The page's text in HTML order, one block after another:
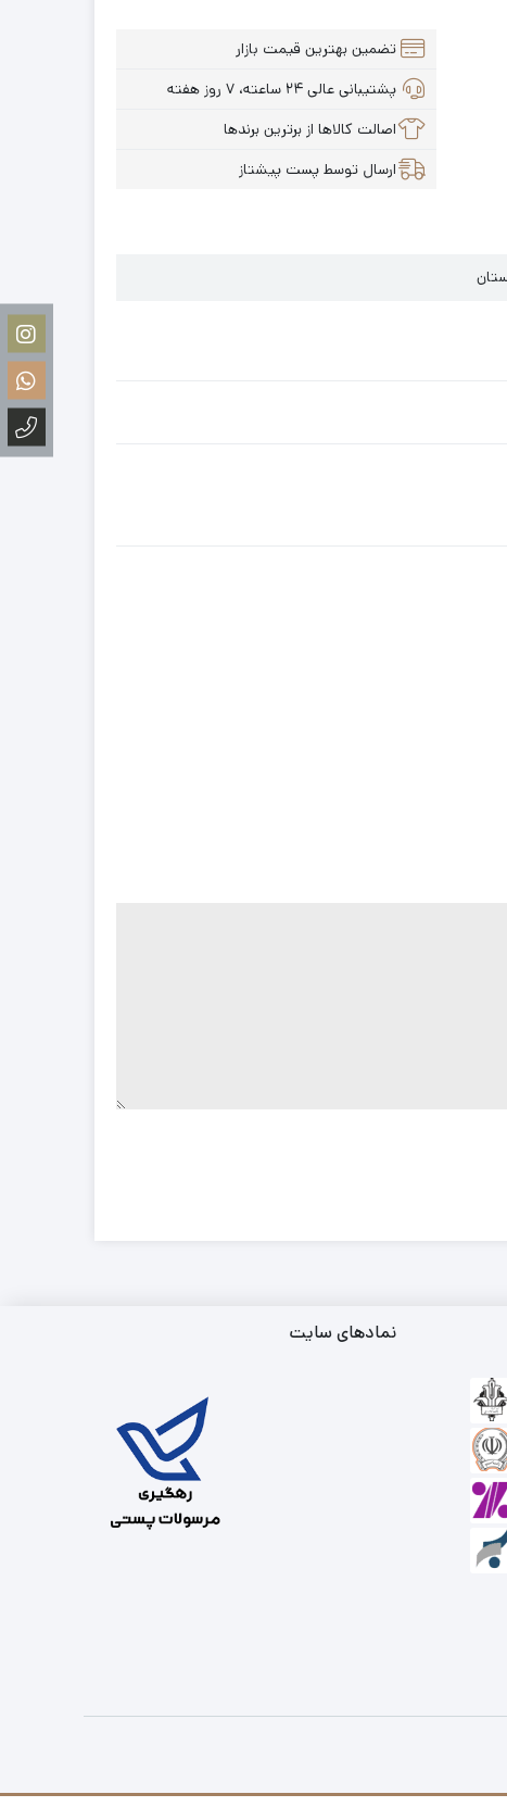
تضمین بهترین قیمت بازار
پشتیبانی عالی ۲۴ ساعته، ۷ روز هفته
اصالت کالاها از برترین برندها
ارسال توسط پست پیشتاز
نمادهای سایت